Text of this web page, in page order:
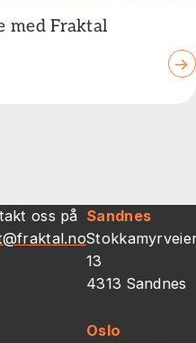
med Fraktal
→
oss på Sandnes
13
4313 Sandnes
Oslo